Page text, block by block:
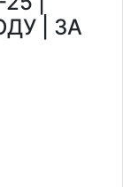
| ЗА